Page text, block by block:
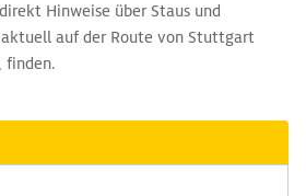
Hinweise über Staus und
auf der Route von Stuttgart
finden.